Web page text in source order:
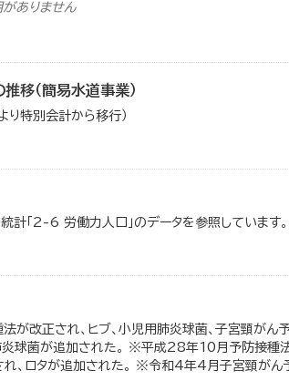
がありません
移（簡易水道事業）
特別会計から移行）
計「2-6 労働力人口」のデータを参照しています。
改正され、ヒブ、小児用肺炎球菌、子宮頸が
炎球菌が追加された。 ※平成28年10月予防接種
、ロタが追加された。 ※令和4年4月子宮頸がん